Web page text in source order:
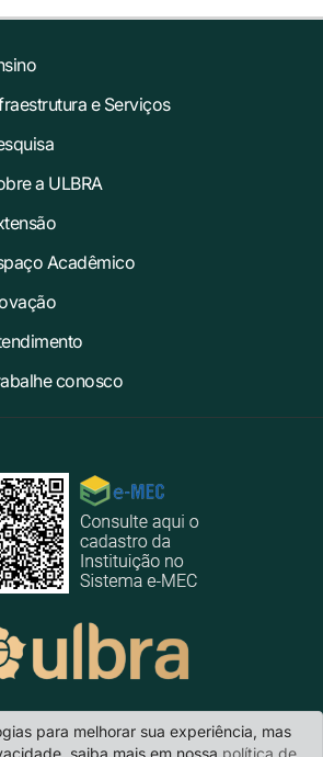
e Serviços
a ULBRA
Acadêmico
conosco
- KM 335 · CEP 99.500-000 · Carazinho/RS
para melhorar sua experiência, mas
saiba mais em nossa política de